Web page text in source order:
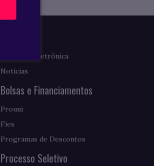
Clipagem Eletrônica
Notícias
Bolsas e Financiamentos
Prouni
Fies
Programas de Descontos
Processo Seletivo